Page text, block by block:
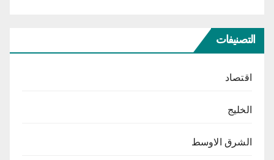
التصنيفات
اقتصاد
الخليج
الشرق الاوسط